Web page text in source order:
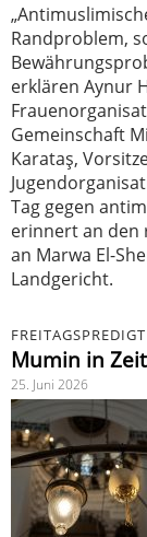
Randproblem,
erklären Aynur
Gemeinschaft
Karataş,
Tag gegen
erinnert an den
an Marwa El-
Landgericht.
FREITAGSPREDIGT
Mumin in
25. Juni 2026